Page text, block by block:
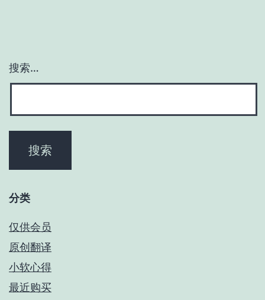
搜索…
分类
仅供会员
原创翻译
小软心得
最近购买